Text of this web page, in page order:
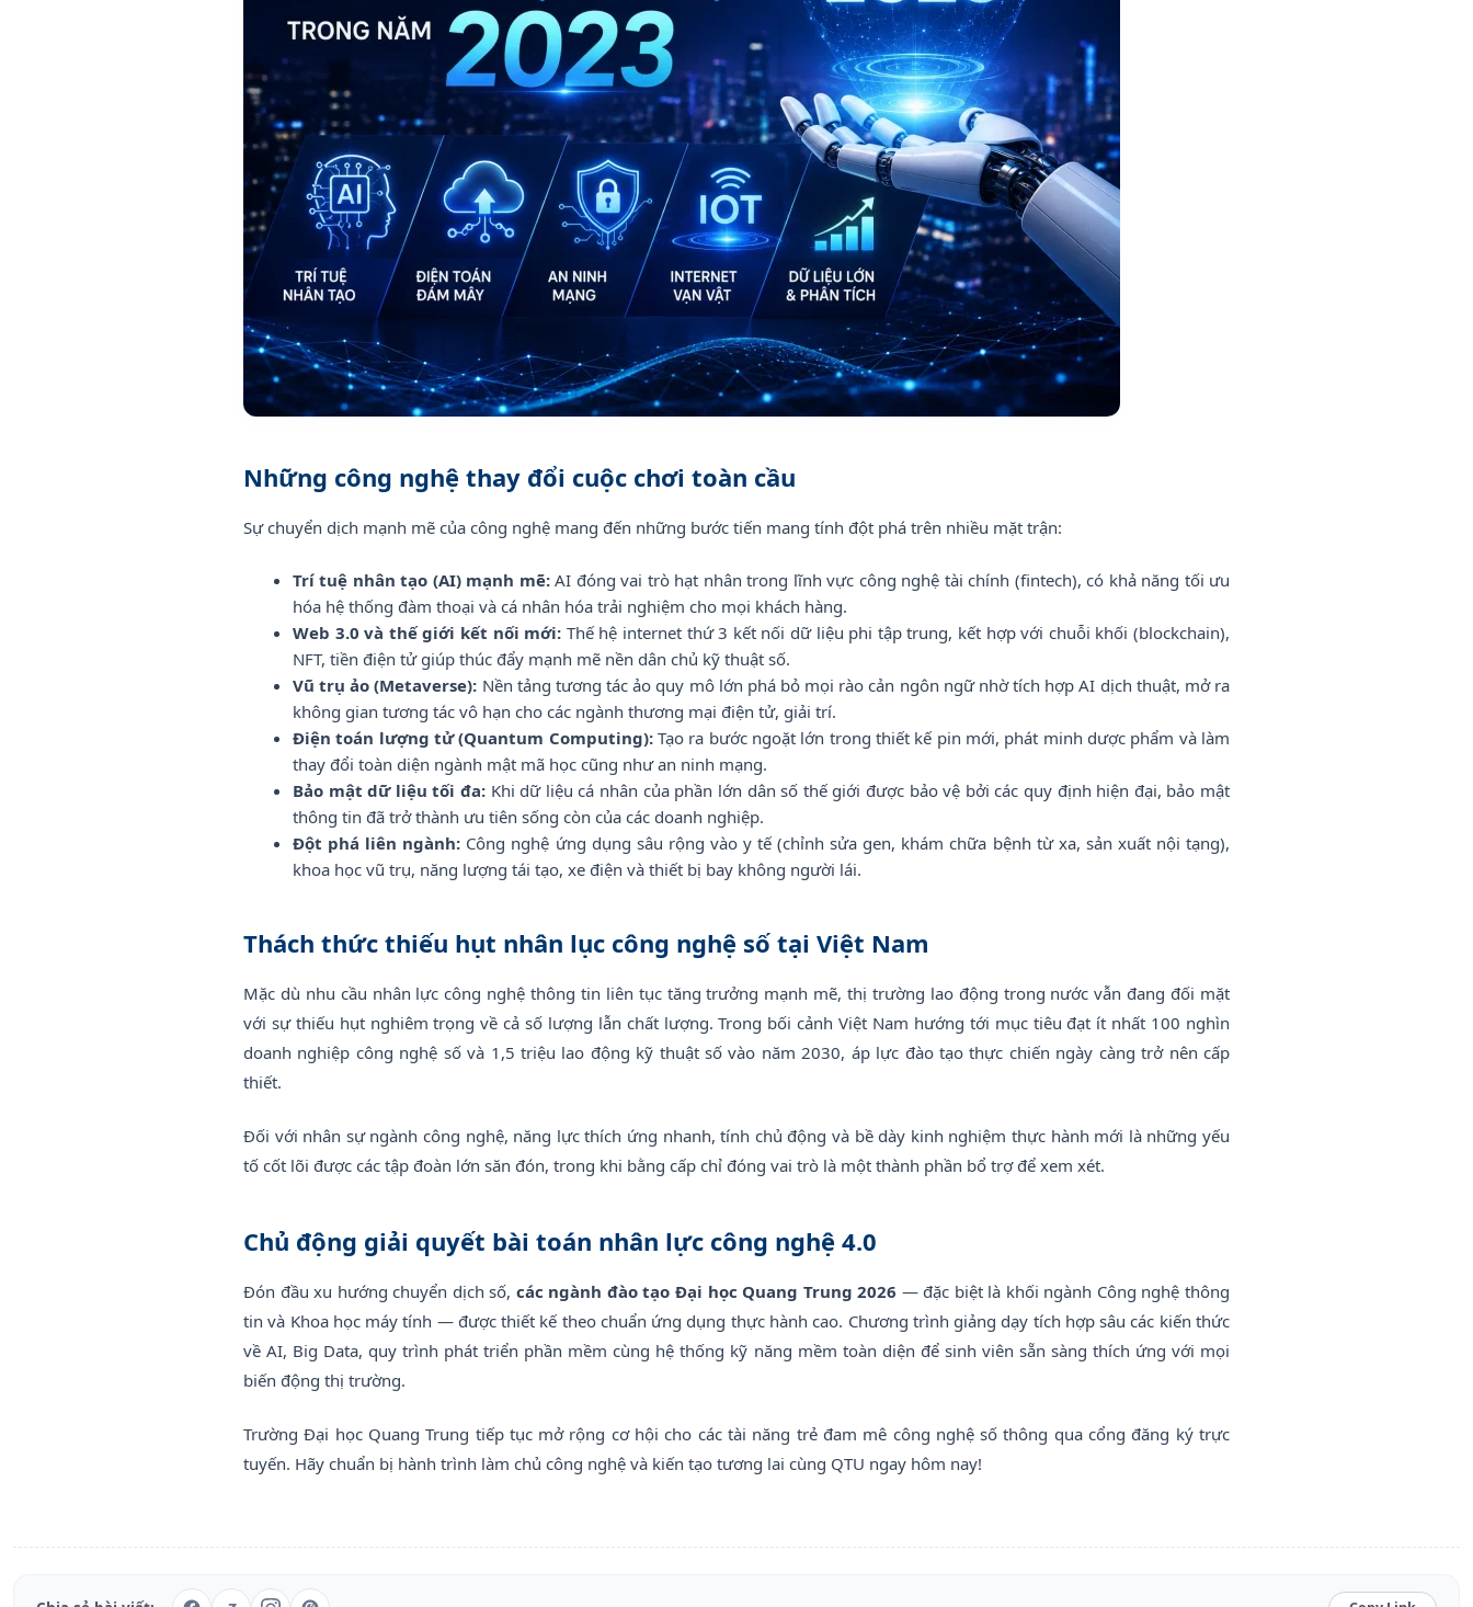
Những công nghệ thay đổi cuộc chơi toàn cầu
Sự chuyển dịch mạnh mẽ của công nghệ mang đến những bước tiến mang tính đột phá trên nhiều mặt trận:
Trí tuệ nhân tạo (AI) mạnh mẽ:AI đóng vai trò hạt nhân trong lĩnh vực công nghệ tài chính (fintech), có khả năng tối ưu
hóa hệ thống đàm thoại và cá nhân hóa trải nghiệm cho mọi khách hàng.
Web 3.0 và thế giới kết nối mới: Thế hệ internet thứ 3 kết nối dữ liệu phi tập trung, kết hợp với chuỗi khối (blockchain),
NFT, tiền điện tử giúp thúc đẩy mạnh mẽ nền dân chủ kỹ thuật số.
Vũ trụ ảo (Metaverse): Nền tảng tương tác ảo quy mô lớn phá bỏ mọi rào cản ngôn ngữ nhờ tích hợp AI dịch thuật, mở ra
không gian tương tác vô hạn cho các ngành thương mại điện tử, giải trí.
Điện toán lượng tử (Quantum Computing):Tạo ra bước ngoặt lớn trong thiết kế pin mới, phát minh dược phẩm và làm
thay đổi toàn diện ngành mật mã học cũng như an ninh mạng.
Bảo mật dữ liệu tối đa: Khi dữ liệu cá nhân của phần lớn dân số thế giới được bảo vệ bởi các quy định hiện đại, bảo mật
thông tin đã trở thành ưu tiên sống còn của các doanh nghiệp.
Đột phá liên ngành: Công nghệ ứng dụng sâu rộng vào y tế (chỉnh sửa gen, khám chữa bệnh từ xa, sản xuất nội tạng),
khoa học vũ trụ, năng lượng tái tạo, xe điện và thiết bị bay không người lái.
Thách thức thiếu hụt nhân lục công nghệ số tại Việt Nam
Mặc dù nhu cầu nhân lực công nghệ thông tin liên tục tăng trưởng mạnh mẽ, thị trường lao động trong nước vẫn đang đối mặt
với sự thiếu hụt nghiêm trọng về cả số lượng lẫn chất lượng. Trong bối cảnh Việt Nam hướng tới mục tiêu đạt ít nhất 100 nghìn
doanh nghiệp công nghệ số và 1,5 triệu lao động kỹ thuật số vào năm 2030, áp lực đào tạo thực chiến ngày càng trở nên cấp
thiết.
Đối với nhân sự ngành công nghệ, năng lực thích ứng nhanh, tính chủ động và bề dày kinh nghiệm thực hành mới là những yếu
tố cốt lõi được các tập đoàn lớn săn đón, trong khi bằng cấp chỉ đóng vai trò là một thành phần bổ trợ để xem xét.
Chủ động giải quyết bài toán nhân lực công nghệ 4.0
Đón đầu xu hướng chuyển dịch số, các ngành đào tạo Đại học Quang Trung 2026 — đặc biệt là khối ngành Công nghệ thông
tin và Khoa học máy tính — được thiết kế theo chuẩn ứng dụng thực hành cao. Chương trình giảng dạy tích hợp sâu các kiến thức
về AI, Big Data, quy trình phát triển phần mềm cùng hệ thống kỹ năng mềm toàn diện để sinh viên sẵn sàng thích ứng với mọi
biến động thị trường.
Trường Đại học Quang Trung tiếp tục mở rộng cơ hội cho các tài năng trẻ đam mê công nghệ số thông qua cổng đăng ký trực
tuyến. Hãy chuẩn bị hành trình làm chủ công nghệ và kiến tạo tương lai cùng QTU ngay hôm nay!